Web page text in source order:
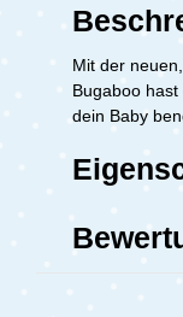
Mit der
Bugaboo
dein Baby